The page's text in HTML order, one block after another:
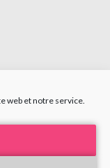
web et notre service.